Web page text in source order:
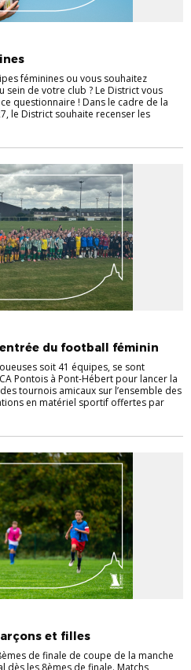
féminines ou vous souhaitez
de votre club ? Le District vous
questionnaire ! Dans le cadre de la
le District souhaite recenser les
du football féminin
soit 41 équipes, se sont
Pontois à Pont-Hébert pour lancer la
tournois amicaux sur l’ensemble des
en matériel sportif offertes par
et filles
de finale de coupe de la manche
dès les 8èmes de finale. Matchs